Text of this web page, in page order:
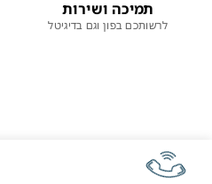
תמיכה ושירות
לרשותכם בפון וגם בדיגיטל